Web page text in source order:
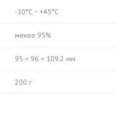
-10°C ~ +45°C
менее 95%
95 × 96 × 109.2 мм
200 г